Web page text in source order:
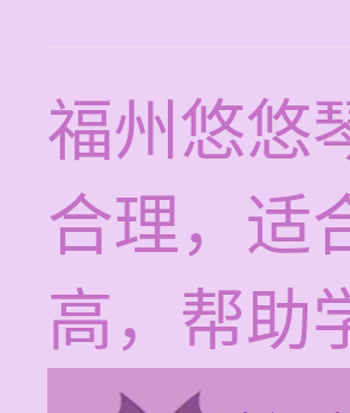
福州悠悠
合理，适
高，帮助